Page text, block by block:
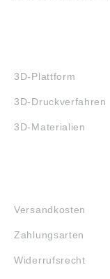
3D-Plattform
3D-Druckverfahren
3D-Materialien
Versandkosten
Zahlungsarten
Widerrufsrecht